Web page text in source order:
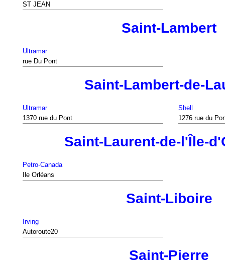
ST JEAN
Saint-Lambert
Ultramar
rue Du Pont
Saint-Lambert-de-
Ultramar
1370 rue du Pont
Shell
1276 rue du
Saint-Laurent-de-l'Île-
Petro-Canada
Ile Orléans
Saint-Liboire
Irving
Autoroute20
Saint-Pierre